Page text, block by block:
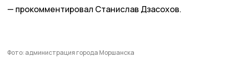
прокомментировал Станислав Дзасохов.
Фото: администрация города Моршанска